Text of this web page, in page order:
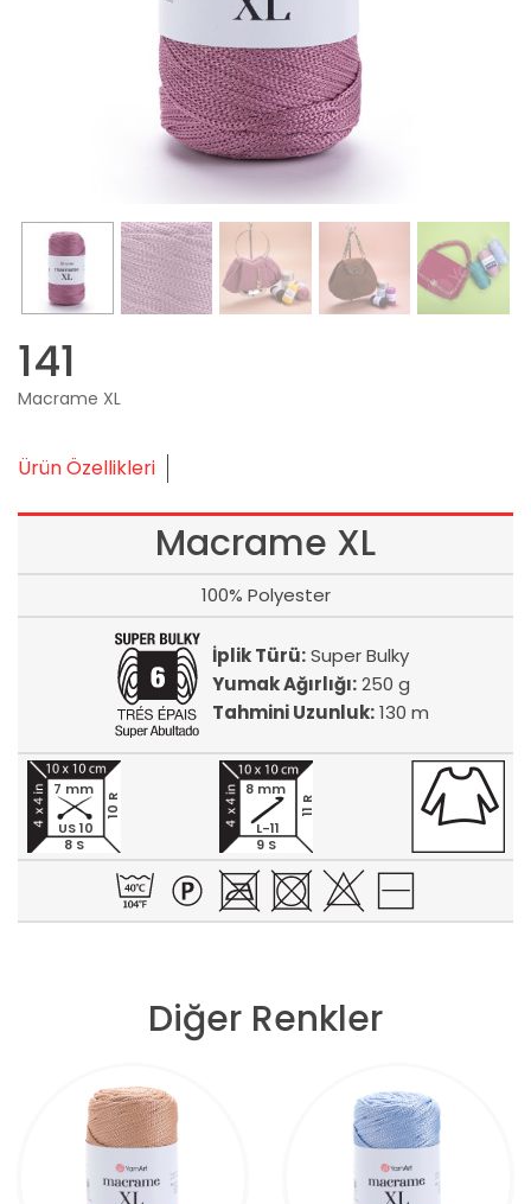
141
Macrame XL
Ürün Özellikleri
Macrame XL
100% Polyester
İplik Türü:Super Bulky
Yumak Ağırlığı:250 g
Tahmini Uzunluk:130 m
8 S
10 R
7 mm
US 10
9 S
11 R
8 mm
L-11
Diğer Renkler